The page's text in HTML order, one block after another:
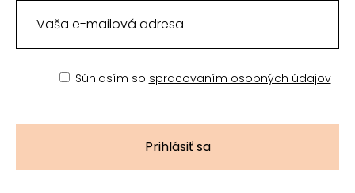
Súhlasím so spracovaním osobných údajov
Prihlásiť sa